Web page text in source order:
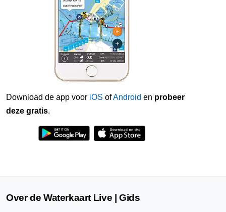
Download de app voor iOS ofAndroid en probeer
deze gratis.
Over de Waterkaart Live | Gids